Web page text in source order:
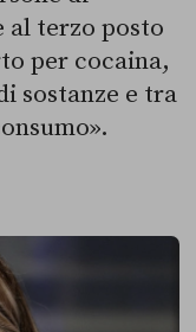
al terzo posto
per cocaina,
sostanze e tra